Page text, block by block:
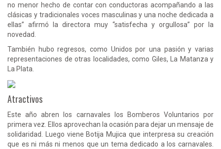
no menor hecho de contar con conductoras acompañando a las
clásicas y tradicionales voces masculinas y una noche dedicada a
ellas” afirmó la directora muy “satisfecha y orgullosa” por la
novedad.
También hubo regresos, como Unidos por una pasión y varias
representaciones de otras localidades, como Giles, La Matanza y
La Plata.
Atractivos
Este año abren los carnavales los Bomberos Voluntarios por
primera vez. Ellos aprovechan la ocasión para dejar un mensaje de
solidaridad. Luego viene Botija Mujica que interpresa su creación
que es ni más ni menos que un tema dedicado a los carnavales.